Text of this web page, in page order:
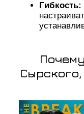
Гибкость: